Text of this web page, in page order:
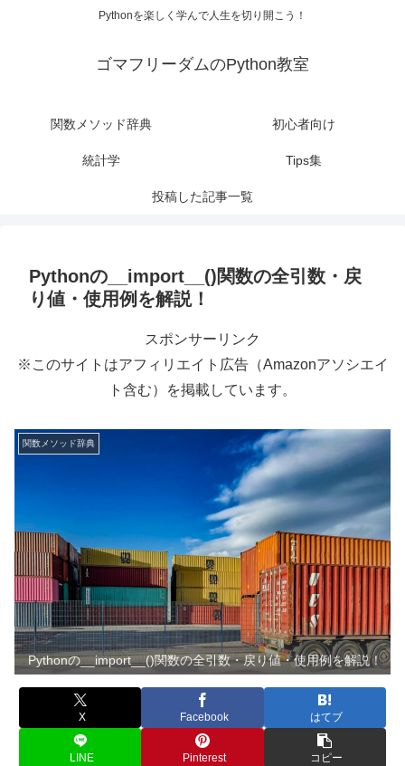
Pythonを楽しく学んで人生を切り開こう！
ゴマフリーダムのPython教室
関数メソッド辞典 初心者向け
統計学 Tips集
投稿した記事一覧
Pythonの__import__()関数の全引数・戻
り値・使用例を解説！
スポンサーリンク
※このサイトはアフィリエイト広告（Amazonアソシエイ
ト含む）を掲載しています。
関数メソッド辞典
Pythonの__import__()関数の全引数・戻り値・使用例を解説！
X Facebook はてブ
LINE Pinterest コピー